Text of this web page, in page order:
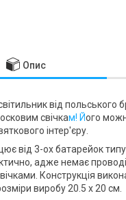
Опис
від польського
свічкам! Його
інтер'єру.
від 3-ох батарейок
адже немає
Конструкція
виробу 20.5 x 20 см